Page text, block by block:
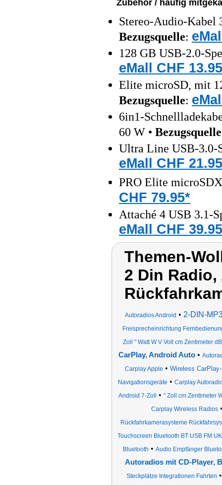
Zubehör / häufig
Stereo-Audio-Kabel
Bezugsquelle:
128 GB USB-2.0-
eMall CHF
Elite microSD, mit
Bezugsquelle:
6in1-
60 W • Bezugsquelle
Ultra Line USB-3.0-
eMall CHF
PRO Elite
CHF 79.95*
Attaché 4 USB 3.1-
eMall CHF
Themen-
2 Din
Autoradios Android • 2-DIN-
Freisprecheinrichtung
Zoll " Watt W V Volt cm Zentimeter dB
CarPlay, Android Auto•
Carplay Apple • Wireless
Navigationsgeräte • Carplay
Android 7-Zoll
• " Zoll cm Zentimeter
Carplay Wireless Radios
Rückfahrkamerasysteme
Touchscreen Bluetooth BT USB FM
Bluetooth • Audio Empfänger
Autoradios mit CD-Player,
Steckplätze Integrationen Fahrten